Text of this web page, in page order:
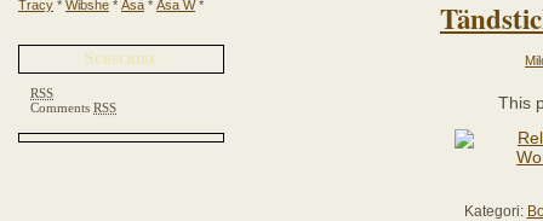
Tracy * Wibshe * Åsa * Åsa W*
Subscribe
RSS
Comments RSS This
Kategori: